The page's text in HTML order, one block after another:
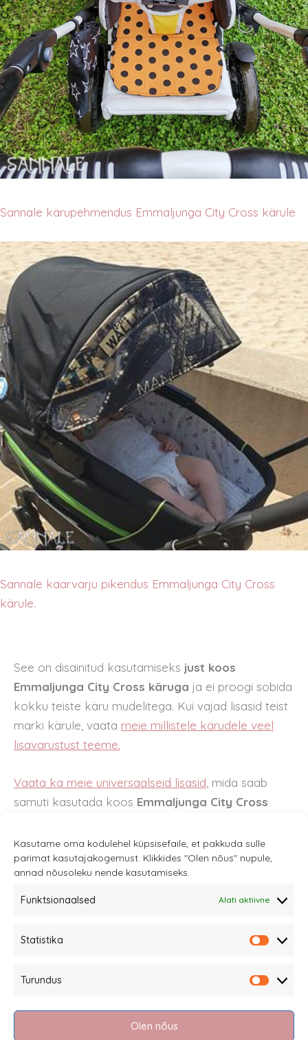
Kasutame oma kodulehel küpsisefaile, et pakkuda sulle
parimat kasutajakogemust. Klikkides "Olen nõus" nupule,
annad nõusoleku nende kasutamiseks.
Funktsionaalsed Alati aktiivne
Statistika
Turundus
Olen nõus
Sannale kärupehmendus Emmaljunga City Cross kärule
Sannale kaarvarju pikendus Emmaljunga City Cross
kärule.
See on disainitud kasutamiseks just koos
Emmaljunga City Cross käruga ja ei proogi sobida
kokku teiste käru mudelitega. Kui vajad lisasid teist
marki kärule, vaata meie millistele kärudele veel
lisavarustust teeme.
Vaata ka meie universaalseid lisasid , mida saab
samuti kasutada koos Emmaljunga City Cross
Müügitingimused
Kauba tagastamine